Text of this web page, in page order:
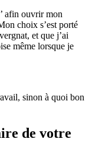
afin ouvrir mon
choix s’est porté
et que j’ai
même lorsque je
sinon à quoi bon
de votre